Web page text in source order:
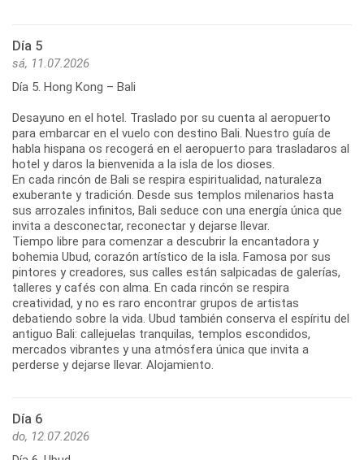
Día 5
sá, 11.07.2026
Día 5. Hong Kong – Bali
Desayuno en el hotel. Traslado por su cuenta al aeropuerto
para embarcar en el vuelo con destino Bali. Nuestro guía de
habla hispana os recogerá en el aeropuerto para trasladaros al
hotel y daros la bienvenida a la isla de los dioses.
En cada rincón de Bali se respira espiritualidad, naturaleza
exuberante y tradición. Desde sus templos milenarios hasta
sus arrozales infinitos, Bali seduce con una energía única que
invita a desconectar, reconectar y dejarse llevar.
Tiempo libre para comenzar a descubrir la encantadora y
bohemia Ubud, corazón artístico de la isla. Famosa por sus
pintores y creadores, sus calles están salpicadas de galerías,
talleres y cafés con alma. En cada rincón se respira
creatividad, y no es raro encontrar grupos de artistas
debatiendo sobre la vida. Ubud también conserva el espíritu del
antiguo Bali: callejuelas tranquilas, templos escondidos,
mercados vibrantes y una atmósfera única que invita a
perderse y dejarse llevar. Alojamiento.
Día 6
do, 12.07.2026